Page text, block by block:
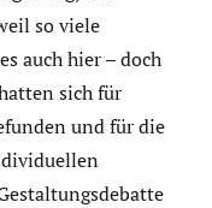
so viele
auch hier – doch
sich für
und für die